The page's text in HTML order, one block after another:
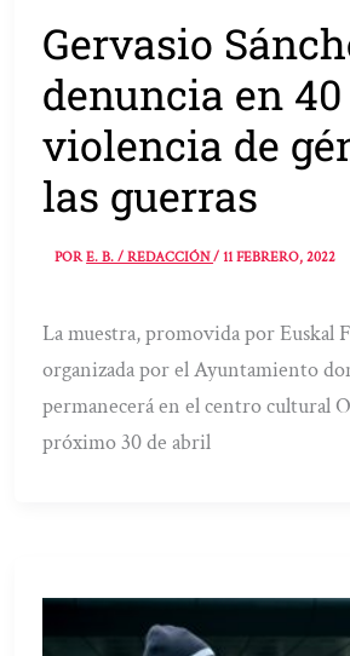
Gervasio
denuncia en
violencia de
las guerras
PORE. B. / REDACCIÓN/11 FEBRERO, 2022
La muestra, promovida por Euskal
organizada por el Ayuntamiento
permanecerá en el centro cultural
próximo 30 de abril